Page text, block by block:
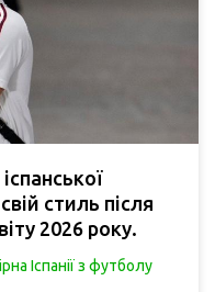
стиль після
2026 року.
Іспанії з футболу